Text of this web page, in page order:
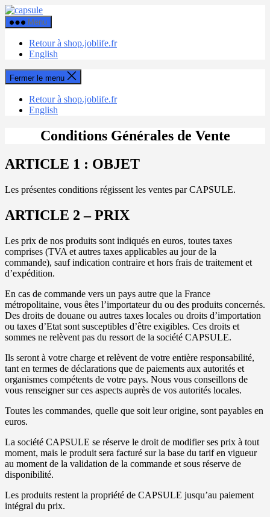
Aller
au
contenu
Capsule
Menu
Retour à shop.joblife.fr
English
Fermer le menu
Retour à shop.joblife.fr
English
Conditions Générales de Vente
ARTICLE 1 : OBJET
Les présentes conditions régissent les ventes par CAPSULE.
ARTICLE 2 – PRIX
Les prix de nos produits sont indiqués en euros, toutes taxes
comprises (TVA et autres taxes applicables au jour de la
commande), sauf indication contraire et hors frais de traitement et
d’expédition.
En cas de commande vers un pays autre que la France
métropolitaine, vous êtes l’importateur du ou des produits concernés.
Des droits de douane ou autres taxes locales ou droits d’importation
ou taxes d’Etat sont susceptibles d’être exigibles. Ces droits et
sommes ne relèvent pas du ressort de la société CAPSULE.
Ils seront à votre charge et relèvent de votre entière responsabilité,
tant en termes de déclarations que de paiements aux autorités et
organismes compétents de votre pays. Nous vous conseillons de
vous renseigner sur ces aspects auprès de vos autorités locales.
Toutes les commandes, quelle que soit leur origine, sont payables en
euros.
La société CAPSULE se réserve le droit de modifier ses prix à tout
moment, mais le produit sera facturé sur la base du tarif en vigueur
au moment de la validation de la commande et sous réserve de
disponibilité.
Les produits restent la propriété de CAPSULE jusqu’au paiement
intégral du prix.